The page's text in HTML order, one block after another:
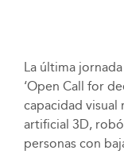
La última
‘Open Call for
capacidad visual
artificial 3D,
personas con